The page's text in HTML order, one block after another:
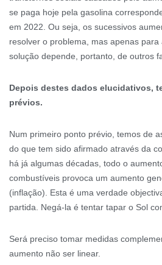
se paga hoje pela gasolina
em 2022. Ou seja, os sucessivos
resolver o problema, mas apenas para
solução depende, portanto, de outros
Depois destes dados elucidativos,
prévios.
Num primeiro ponto prévio, temos de
do que tem sido afirmado através da
há já algumas décadas, todo o
combustíveis provoca um aumento
(inflação). Esta é uma verdade
partida. Negá-la é tentar tapar o Sol
Será preciso tomar medidas
aumento não ser linear.